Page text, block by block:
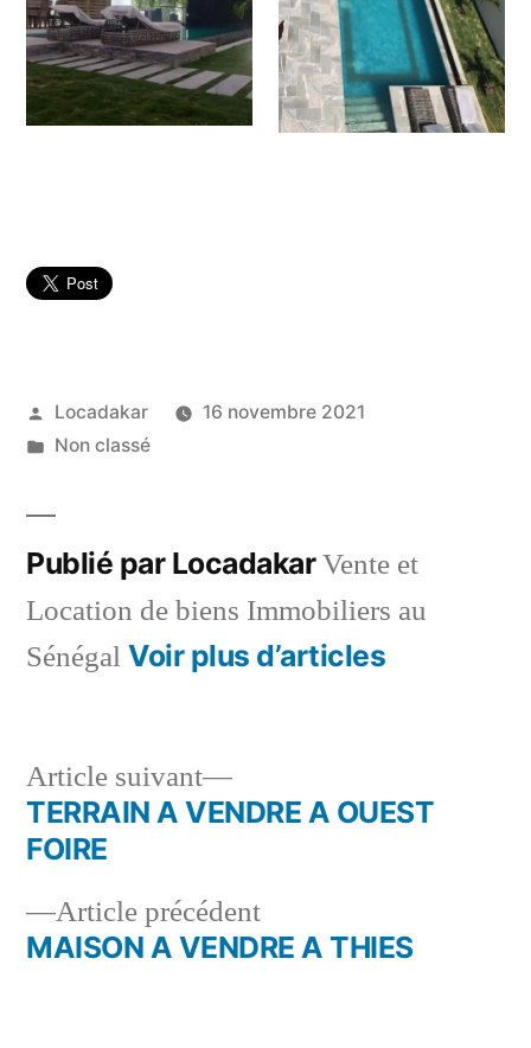
Publié
par
Locadakar
16 novembre 2021
Publié
Non classé
Publié par LocadakarVente et
Location de biens Immobiliers au
Sénégal Voir plus d’articles
Navigation
l’article
Article précédentArticle
précédent :
MAISON A VENDRE A THIES
Article suivant
Article
suivant :
TERRAIN A VENDRE A OUEST
FOIRE